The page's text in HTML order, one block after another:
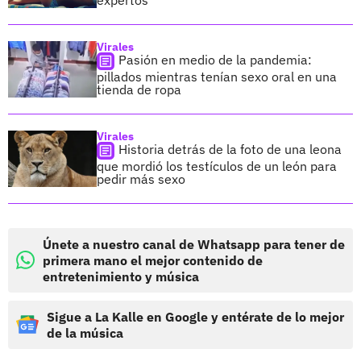
Virales
Pasión en medio de la pandemia:
pillados mientras tenían sexo oral en una
tienda de ropa
Virales
Historia detrás de la foto de una leona
que mordió los testículos de un león para
pedir más sexo
Únete a nuestro canal de Whatsapp para tener de
primera mano el mejor contenido de
entretenimiento y música
Sigue a La Kalle en Google y entérate de lo mejor
de la música